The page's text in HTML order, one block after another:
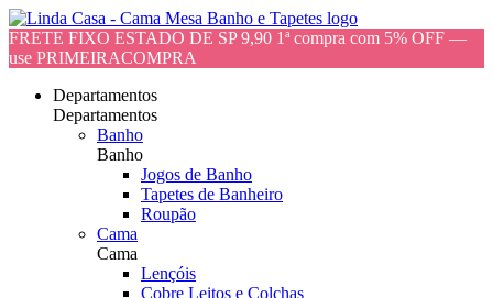
FRETE FIXO ESTADO DE SP 9,90 1ª compra com 5% OFF —
use PRIMEIRACOMPRA
Departamentos
Departamentos
Banho
Banho
Jogos de Banho
Tapetes de Banheiro
Roupão
Cama
Cama
Lençóis
Cobre Leitos e Colchas